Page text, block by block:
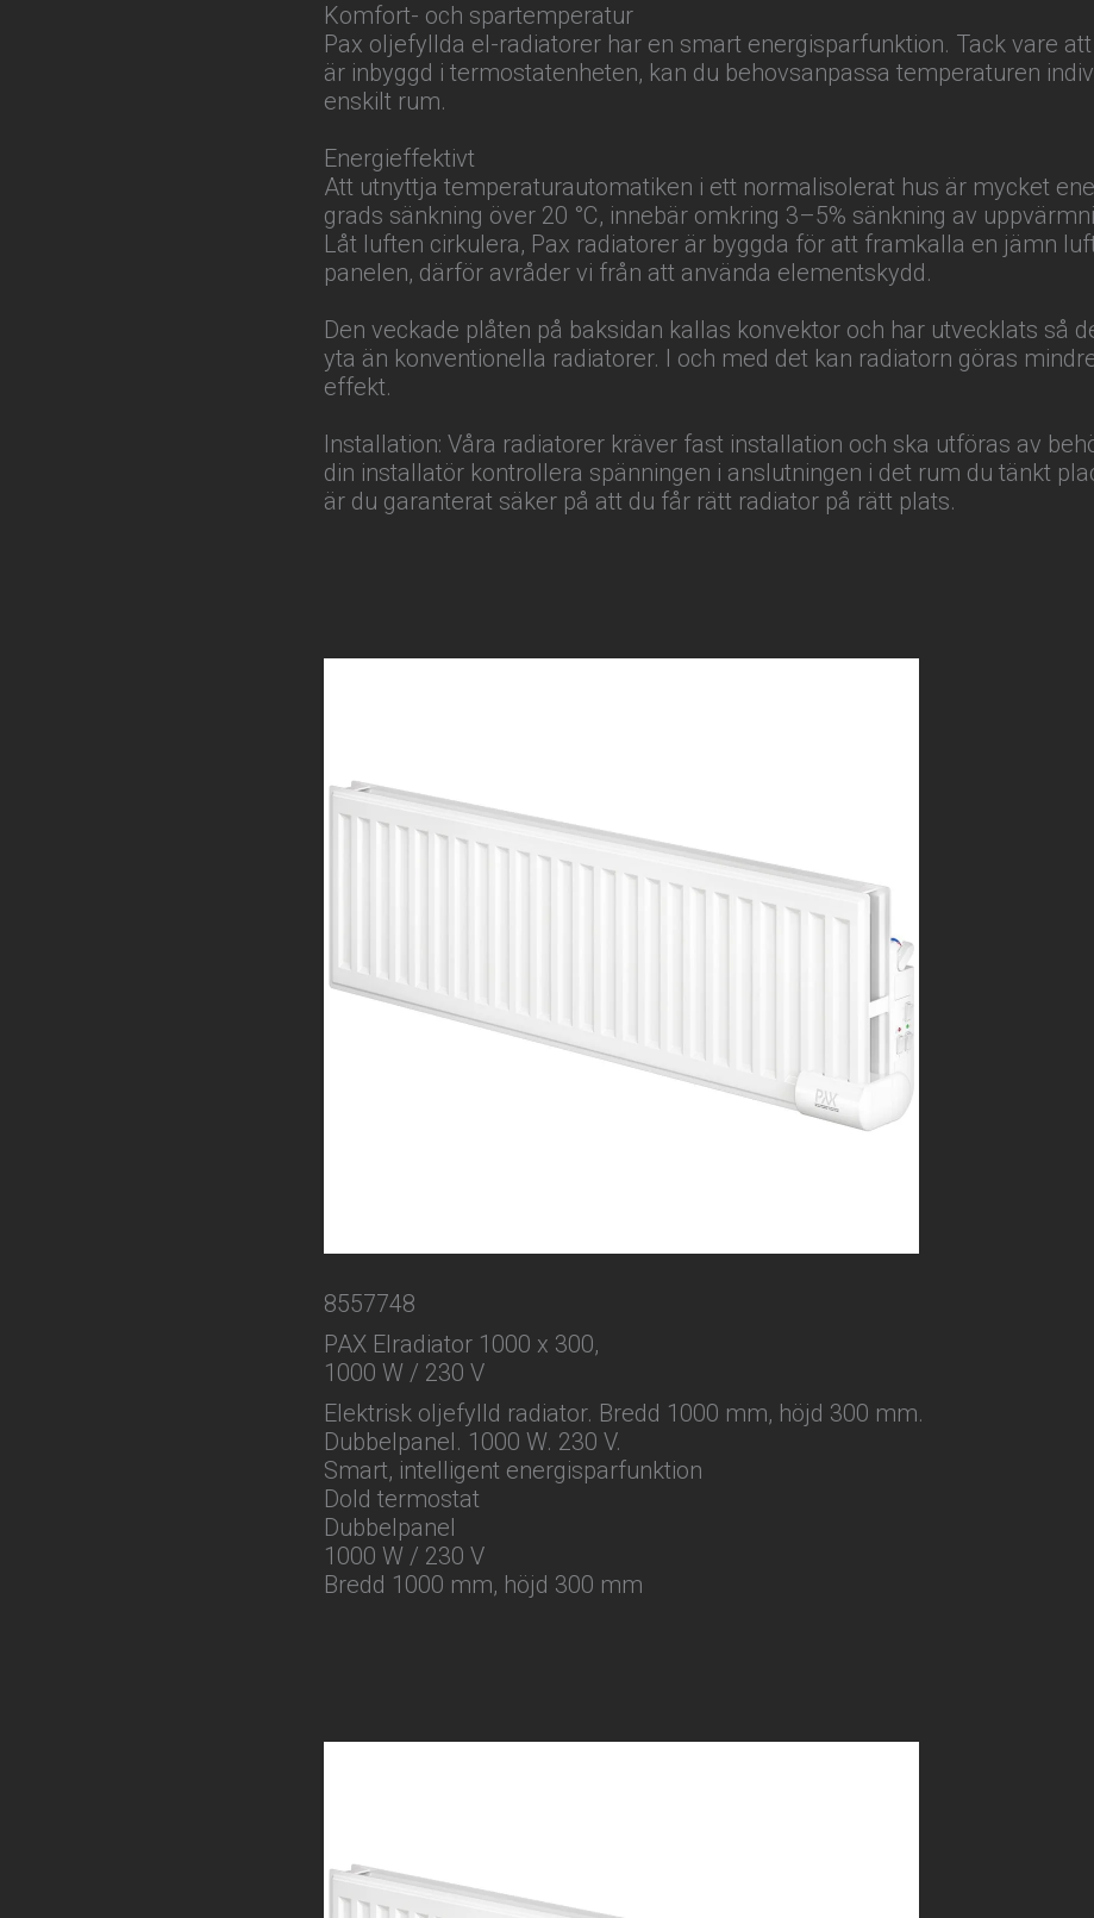
Komfort- och spartemperatur
Pax oljefyllda el-radiatorer har en smart energisparfunktion. Tack vare
är inbyggd i termostatenheten, kan du behovsanpassa temperaturen
enskilt rum.
Energieffektivt
Att utnyttja temperaturautomatiken i ett normalisolerat hus är mycket
grads sänkning över 20 °C, innebär omkring 3–5% sänkning av
Låt luften cirkulera, Pax radiatorer är byggda för att framkalla en jämn
panelen, därför avråder vi från att använda elementskydd.
Den veckade plåten på baksidan kallas konvektor och har utvecklats så
yta än konventionella radiatorer. I och med det kan radiatorn göras
effekt.
Installation: Våra radiatorer kräver fast installation och ska utföras av
din installatör kontrollera spänningen i anslutningen i det rum du tänkt
är du garanterat säker på att du får rätt radiator på rätt plats.
8557748
PAX Elradiator 1000 x 300,
1000 W / 230 V
Elektrisk oljefylld radiator. Bredd 1000 mm, höjd 300 mm.
Dubbelpanel. 1000 W. 230 V.
Smart, intelligent energisparfunktion
Dold termostat
Dubbelpanel
1000 W / 230 V
Bredd 1000 mm, höjd 300 mm